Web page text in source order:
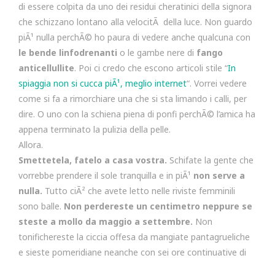
di essere colpita da uno dei residui cheratinici della signora
che schizzano lontano alla velocitÃ della luce. Non guardo
piÃ¹ nulla perchÃ© ho paura di vedere anche qualcuna con
le bende linfodrenanti o le gambe nere di fango
anticellullite. Poi ci credo che escono articoli stile “In
spiaggia non si cucca piÃ¹, meglio internet“. Vorrei vedere
come si fa a rimorchiare una che si sta limando i calli, per
dire. O uno con la schiena piena di ponfi perchÃ© l’amica ha
appena terminato la pulizia della pelle.
Allora.
Smettetela, fatelo a casa vostra. Schifate la gente che
vorrebbe prendere il sole tranquilla e in piÃ¹ non serve a
nulla. Tutto ciÃ² che avete letto nelle riviste femminili
sono balle. Non perdereste un centimetro neppure se
steste a mollo da maggio a settembre. Non
tonifichereste la ciccia offesa da mangiate pantagrueliche
e sieste pomeridiane neanche con sei ore continuative di